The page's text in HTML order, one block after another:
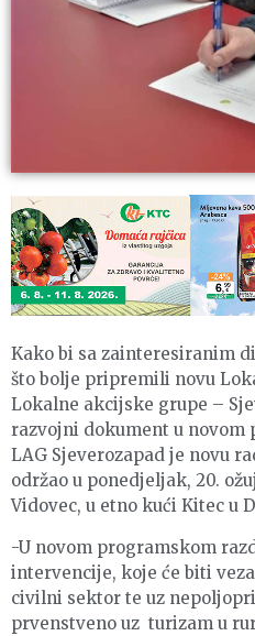
Kako bi sa zainteresiranim
što bolje pripremili novu
Lokalne akcijske grupe –
razvojni dokument u novom
LAG Sjeverozapad je novu
održao u ponedjeljak, 20.
Vidovec, u etno kući Kitec u
-U novom programskom
intervencije, koje će biti
civilni sektor te uz
prvenstveno uz turizam u